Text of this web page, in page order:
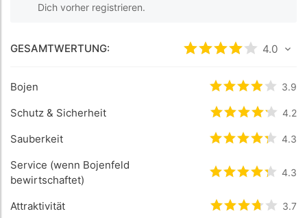
Dich vorher registrieren.
GESAMTWERTUNG: bewertet4 /5
4.0
Bojen bewertet3.9/
3.9
Schutz & Sicherheit bewertet4.2/
4.2
Sauberkeit bewertet4.3/
4.3
Service (wenn Bojenfeld
bewirtschaftet)
bewertet4.3/
4.3
Attraktivität bewertet3.7/
3.7